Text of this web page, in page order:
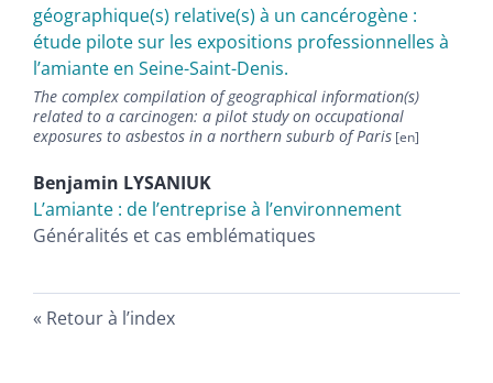
géographique(s) relative(s) à un cancérogène :
étude pilote sur les expositions professionnelles à
l’amiante en Seine-Saint-Denis.
The complex compilation of geographical information(s)
related to a carcinogen: a pilot study on occupational
exposures to asbestos in a northern suburb of Paris
Benjamin LYSANIUK
L’amiante : de l’entreprise à l’environnement
Généralités et cas emblématiques
Retour à l’index